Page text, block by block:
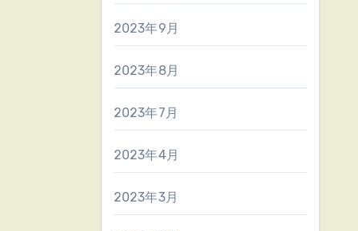
2023年9月
2023年8月
2023年7月
2023年4月
2023年3月